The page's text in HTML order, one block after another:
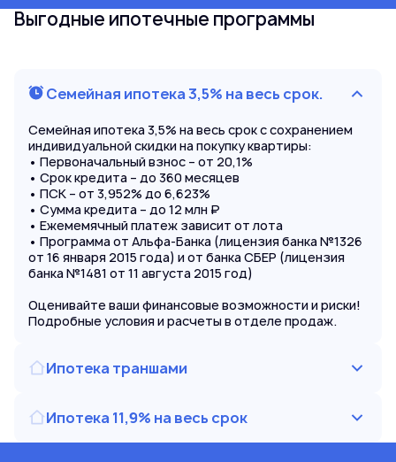
Выгодные ипотечные программы
Семейная ипотека 3,5% на весь срок.
Семейная ипотека 3,5% на весь срок с сохранением
индивидуальной скидки на покупку квартиры:
• Первоначальный взнос – от 20,1%
• Срок кредита – до 360 месяцев
• ПСК – от 3,952% до 6,623%
• Сумма кредита – до 12 млн ₽
• Ежемемячный платеж зависит от лота
• Программа от Альфа-Банка (лицензия банка №1326
от 16 января 2015 года) и от банка СБЕР (лицензия
банка №1481 от 11 августа 2015 год)
Оценивайте ваши финансовые возможности и риски!
Подробные условия и расчеты в отделе продаж.
Ипотека траншами
Ипотека 11,9% на весь срок